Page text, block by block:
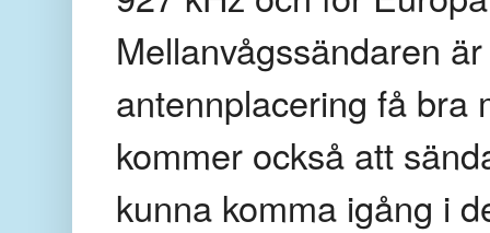
Mellanvågssändaren
antennplacering få bra
kommer också att
kunna komma igång i